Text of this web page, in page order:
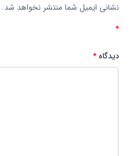
نشانی ایمیل شما منتشر نخواهد شد.
*
دیدگاه*